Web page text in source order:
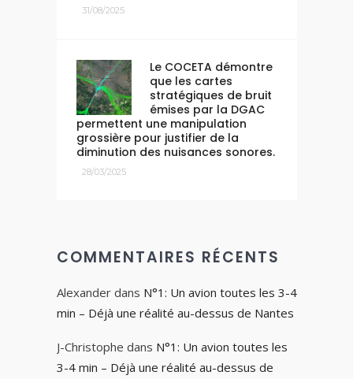
31/08/2025
Le COCETA démontre
que les cartes
stratégiques de bruit
émises par la DGAC
permettent une manipulation
grossière pour justifier de la
diminution des nuisances sonores.
28/03/2025
COMMENTAIRES RÉCENTS
Alexanderdans N°1: Un avion toutes les 3-4
min – Déjà une réalité au-dessus de Nantes
J-Christophe dans N°1: Un avion toutes les
3-4 min – Déjà une réalité au-dessus de